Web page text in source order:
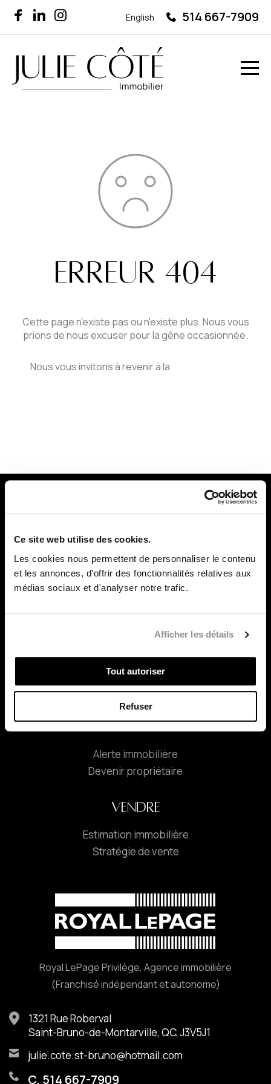
Ce site web utilise des cookies.
Les cookies nous permettent de personnaliser le contenu
et les annonces, d'offrir des fonctionnalités relatives aux
médias sociaux et d'analyser notre trafic.
Afficher les détails
Tout autoriser
Refuser
English 514 667-7909
ERREUR 404
Cette page n'existe pas ou n'existe plus. Nous vous
prions de nous excuser pour la gêne occasionnée.
Nous vous invitons à revenir à la
PROPRIÉTÉS
À PROPOS
Témoignages
CONTACT
ACHETER
Alerte immobilière
Devenir propriétaire
VENDRE
Estimation immobilière
Stratégie de vente
Royal LePage Privilège, Agence immobilière
(Franchisé indépendant et autonome)
1321 Rue Roberval
Saint-Bruno-de-Montarville, QC, J3V5J1
julie.cote.st-bruno@hotmail.com
C. 514 667-7909